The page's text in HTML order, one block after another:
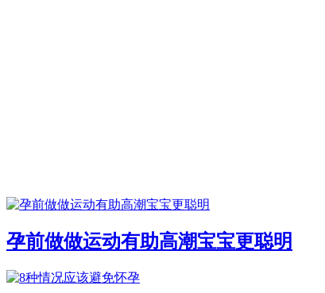
孕前做做运动有助高潮宝宝更聪明